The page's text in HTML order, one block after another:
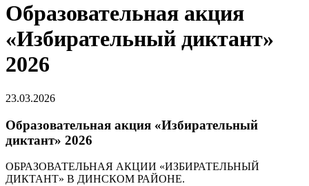
Образовательная акция
«Избирательный диктант»
2026
23.03.2026
Образовательная акция «Избирательный
диктант» 2026
ОБРАЗОВАТЕЛЬНАЯ АКЦИИ «ИЗБИРАТЕЛЬНЫЙ
ДИКТАНТ» В ДИНСКОМ РАЙОНЕ.